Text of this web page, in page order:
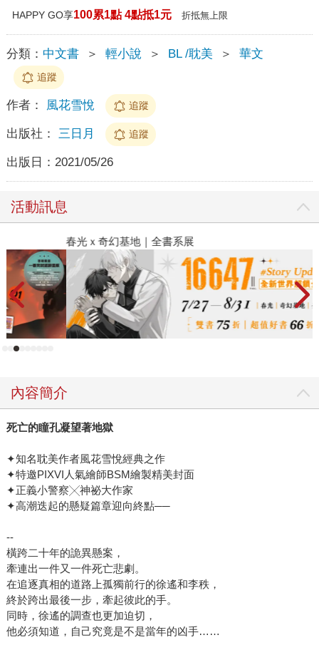
HAPPY GO享100累1點 4點抵1元 折抵無上限
分類： 中文書 ＞ 輕小說 ＞ BL /耽美 ＞ 華文
追蹤
作者： 風花雪悅 追蹤
出版社： 三日月 追蹤
出版日： 2021/05/26
活動訊息
春光ｘ奇幻基地｜全書系展
內容簡介
死亡的瞳孔凝望著地獄
✦知名耽美作者風花雪悅經典之作
✦特邀PIXVI人氣繪師BSM繪製精美封面
✦正義小警察╳神祕大作家
✦高潮迭起的懸疑篇章迎向終點──
--
橫跨二十年的詭異懸案，
牽連出一件又一件死亡悲劇。
在追逐真相的道路上孤獨前行的徐遙和李秩，
終於跨出最後一步，牽起彼此的手。
同時，徐遙的調查也更加迫切，
他必須知道，自己究竟是不是當年的凶手……